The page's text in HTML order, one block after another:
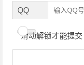
QQ
滑动解锁才能提交